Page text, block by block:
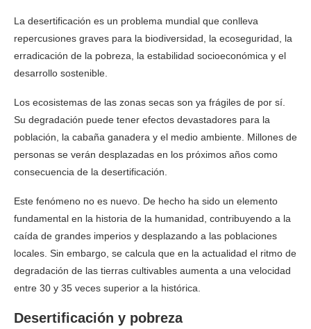
La desertificación es un problema mundial que conlleva
repercusiones graves para la biodiversidad, la ecoseguridad, la
erradicación de la pobreza, la estabilidad socioeconómica y el
desarrollo sostenible.
Los ecosistemas de las zonas secas son ya frágiles de por sí.
Su degradación puede tener efectos devastadores para la
población, la cabaña ganadera y el medio ambiente. Millones de
personas se verán desplazadas en los próximos años como
consecuencia de la desertificación.
Este fenómeno no es nuevo. De hecho ha sido un elemento
fundamental en la historia de la humanidad, contribuyendo a la
caída de grandes imperios y desplazando a las poblaciones
locales. Sin embargo, se calcula que en la actualidad el ritmo de
degradación de las tierras cultivables aumenta a una velocidad
entre 30 y 35 veces superior a la histórica.
Desertificación y pobreza